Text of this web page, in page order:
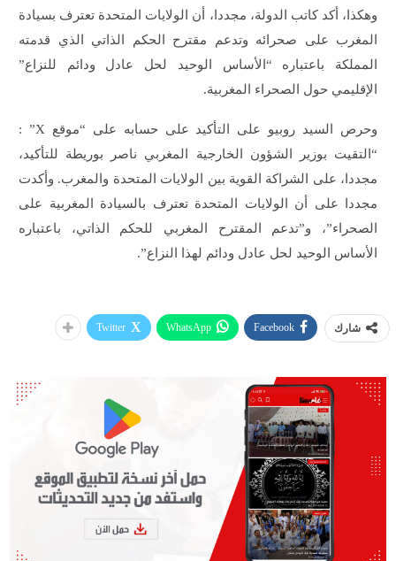
وهكذا، أكد كاتب الدولة، مجددا، أن الولايات المتحدة تعترف بسيادة
المغرب على صحرائه وتدعم مقترح الحكم الذاتي الذي قدمته
المملكة باعتباره “الأساس الوحيد لحل عادل ودائم للنزاع”
الإقليمي حول الصحراء المغربية.
وحرص السيد روبيو على التأكيد على حسابه على “موقع X” :
“التقيت بوزير الشؤون الخارجية المغربي ناصر بوريطة للتأكيد،
مجددا، على الشراكة القوية بين الولايات المتحدة والمغرب. وأكدت
مجددا على أن الولايات المتحدة تعترف بالسيادة المغربية على
الصحراء”، و”تدعم المقترح المغربي للحكم الذاتي، باعتباره
الأساس الوحيد لحل عادل ودائم لهذا النزاع”.
شارك Facebook
WhatsApp
Twitter